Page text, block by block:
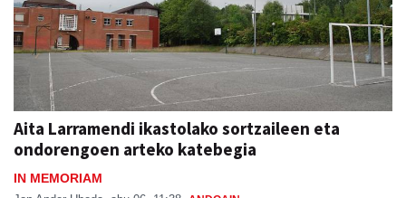
Aita Larramendi ikastolako sortzaileen eta
ondorengoen arteko katebegia
IN MEMORIAM